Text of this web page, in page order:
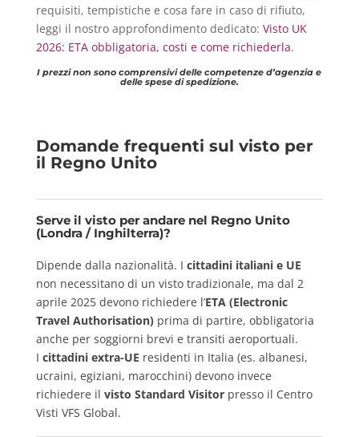
requisiti, tempistiche e cosa fare in caso di rifiuto,
leggi il nostro approfondimento dedicato: Visto UK
2026: ETA obbligatoria, costi e come richiederla.
I prezzi non sono comprensivi delle competenze d’agenzia e
delle spese di spedizione.
Domande frequenti sul visto per
il Regno Unito
Serve il visto per andare nel Regno Unito
(Londra / Inghilterra)?
Dipende dalla nazionalità. I cittadini italiani e UE
non necessitano di un visto tradizionale, ma dal 2
aprile 2025 devono richiedere l’ETA (Electronic
Travel Authorisation)prima di partire, obbligatoria
anche per soggiorni brevi e transiti aeroportuali.
I cittadini extra-UE residenti in Italia (es. albanesi,
ucraini, egiziani, marocchini) devono invece
richiedere il visto Standard Visitorpresso il Centro
Visti VFS Global.